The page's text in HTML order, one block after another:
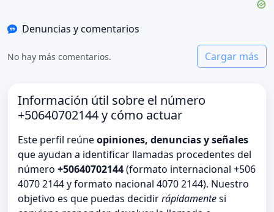
Denuncias y comentarios
No hay más comentarios. Cargar más
Información útil sobre el número
+50640702144 y cómo actuar
Este perfil reúneopiniones, denuncias y señales
que ayudan a identificar llamadas procedentes del
número +50640702144(formato internacional +506
4070 2144 y formato nacional 4070 2144). Nuestro
objetivo es que puedas decidirrápidamentesi